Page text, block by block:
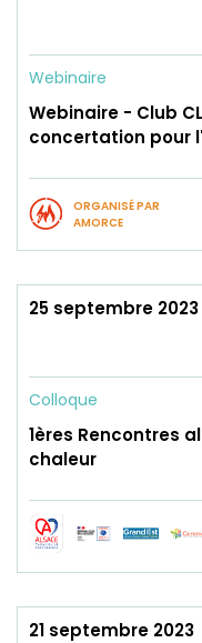
Webinaire
Webinaire - Club
concertation pour
ORGANISÉ PAR
AMORCE
25 septembre 2023
Colloque
1ères Rencontres
chaleur
21 septembre 2023